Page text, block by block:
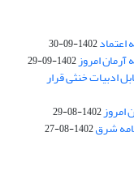
اعتماد1402-09-30
آرمان امروز1402-09-29
ادبیات خنثی قرار
امروز1402-08-29
شرق1402-08-27